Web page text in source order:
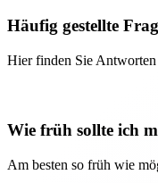
Häufig gestellte
Hier finden Sie Antworten
Wie früh sollte ich
Am besten so früh wie